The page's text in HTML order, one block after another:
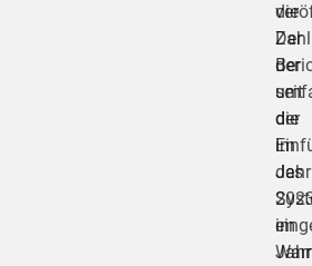
Der
die
im
Jahr
die
Zahl
der
seit
der
des
im
Jahr